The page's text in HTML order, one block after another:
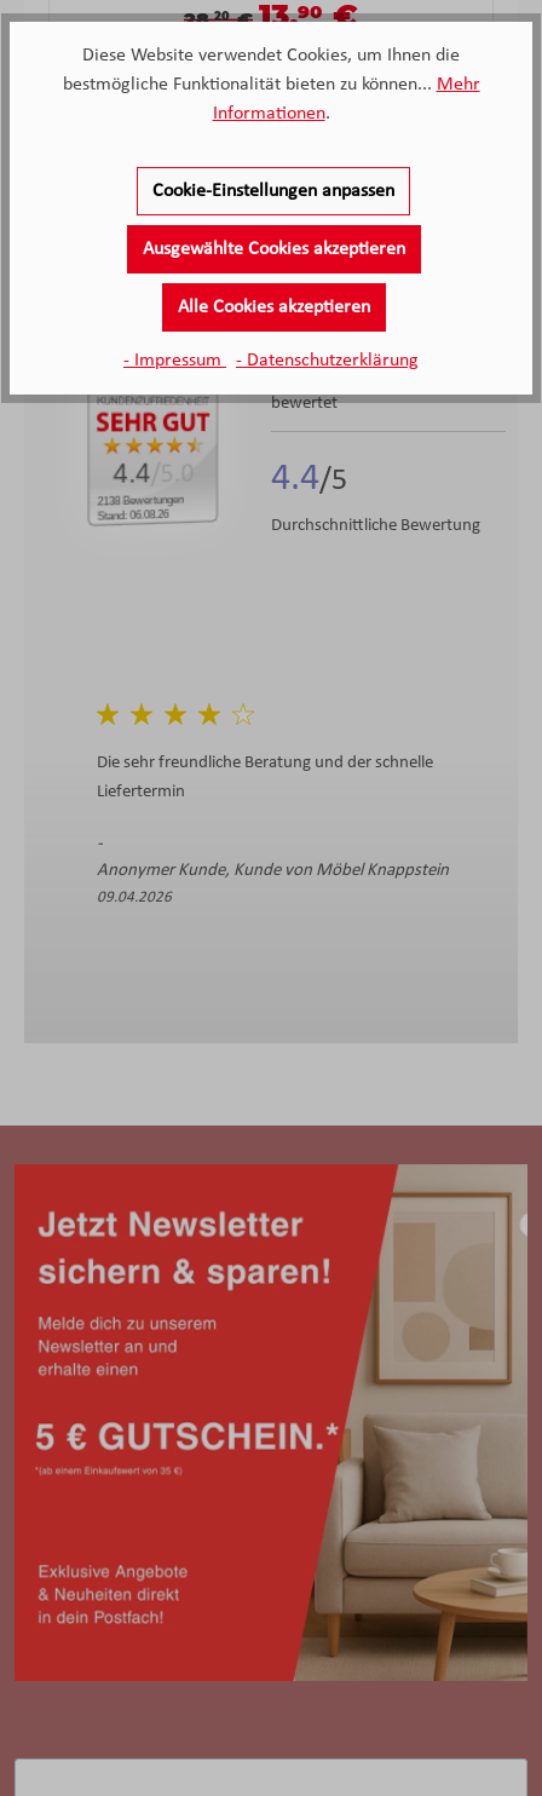
Verkaufspreis:
Regulärer Preis:
28,20€ Verkaufspreis:
13,90€
2138 Bewertungen
Stand: 06.08.26
4.4/5.0
2.138
bewertet
4.4
Durchschnittliche Bewertung
sehr freundliche Beratung und der schnelle
Kunde, Kunde von Möbel Knappstein
Diese Website verwendet Cookies, um Ihnen die
bestmögliche Funktionalität bieten zu können... Mehr
Informationen.
Cookie-Einstellungen anpassen
Ausgewählte Cookies akzeptieren
Alle Cookies akzeptieren
- Impressum - Datenschutzerklärung